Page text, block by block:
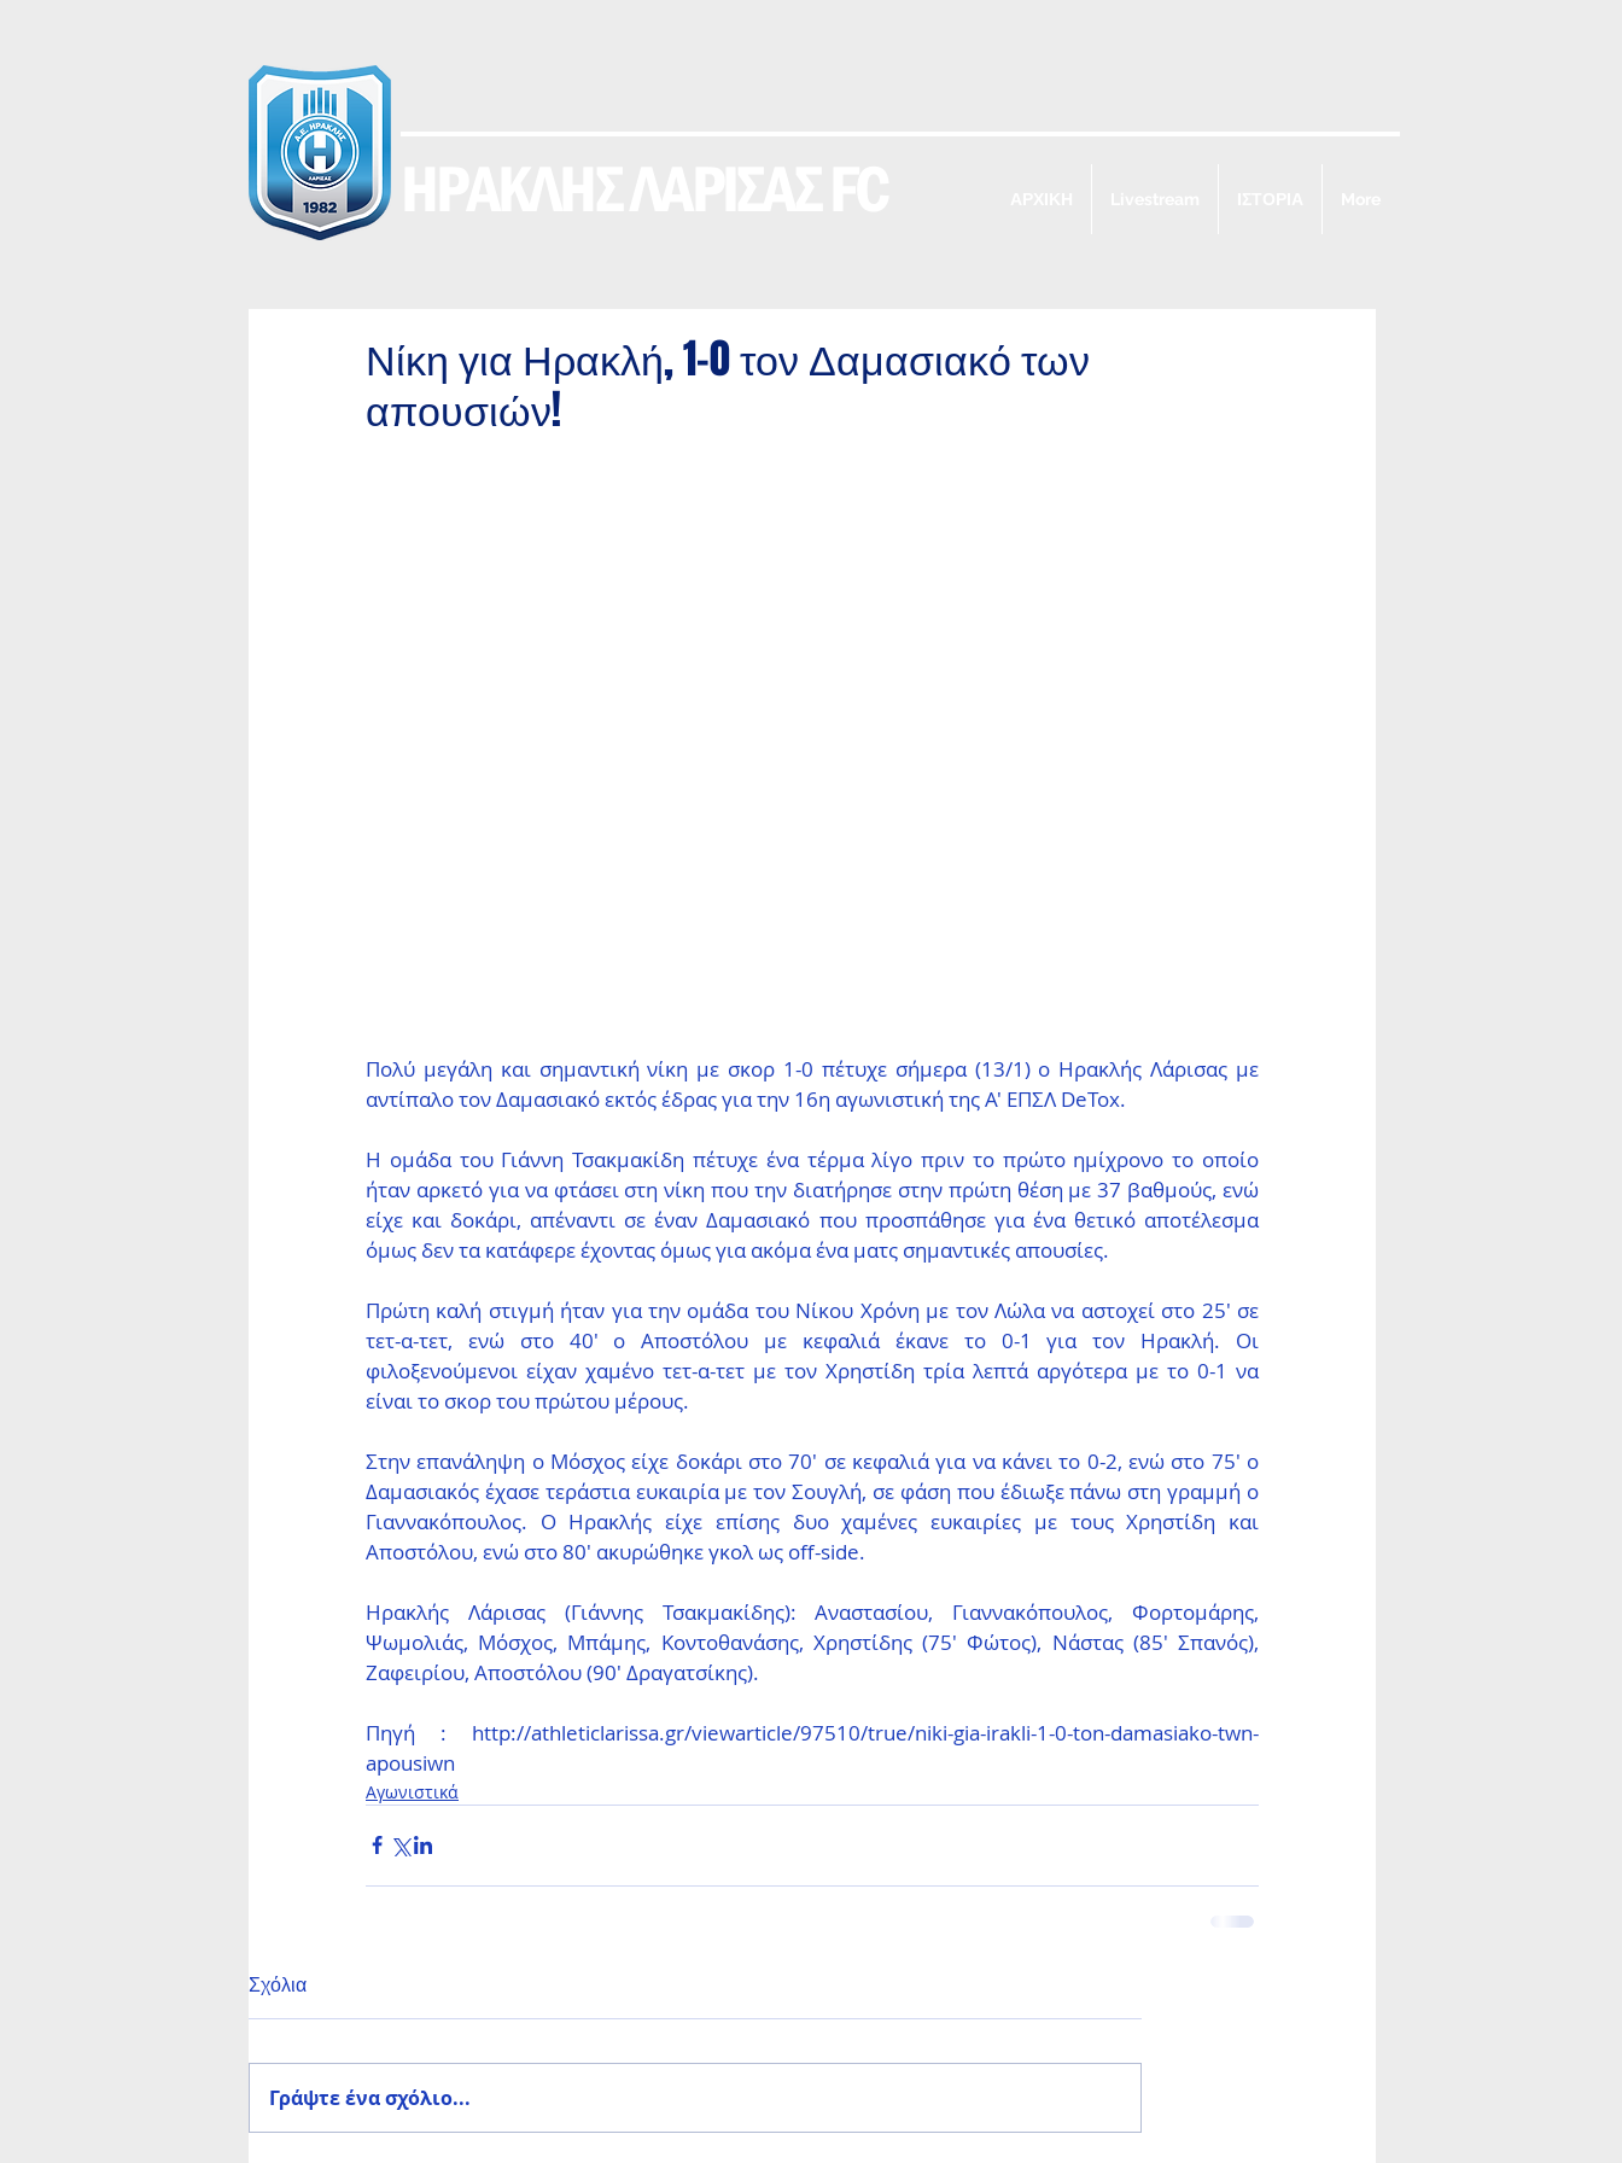
Νίκη για Ηρακλή, 1-0 τον Δαμασιακό των
απουσιών!
Πολύ μεγάλη και σημαντική νίκη με σκορ 1-0 πέτυχε σήμερα (13/1) ο Ηρακλής Λάρισας με
αντίπαλο τον Δαμασιακό εκτός έδρας για την 16η αγωνιστική της Α' ΕΠΣΛ DeTox.
Η ομάδα του Γιάννη Τσακμακίδη πέτυχε ένα τέρμα λίγο πριν το πρώτο ημίχρονο το οποίο
ήταν αρκετό για να φτάσει στη νίκη που την διατήρησε στην πρώτη θέση με 37 βαθμούς, ενώ
είχε και δοκάρι, απέναντι σε έναν Δαμασιακό που προσπάθησε για ένα θετικό αποτέλεσμα
όμως δεν τα κατάφερε έχοντας όμως για ακόμα ένα ματς σημαντικές απουσίες.
Πρώτη καλή στιγμή ήταν για την ομάδα του Νίκου Χρόνη με τον Λώλα να αστοχεί στο 25' σε
τετ-α-τετ, ενώ στο 40' ο Αποστόλου με κεφαλιά έκανε το 0-1 για τον Ηρακλή. Οι
φιλοξενούμενοι είχαν χαμένο τετ-α-τετ με τον Χρηστίδη τρία λεπτά αργότερα με το 0-1 να
είναι το σκορ του πρώτου μέρους.
Στην επανάληψη ο Μόσχος είχε δοκάρι στο 70' σε κεφαλιά για να κάνει το 0-2, ενώ στο 75' ο
Δαμασιακός έχασε τεράστια ευκαιρία με τον Σουγλή, σε φάση που έδιωξε πάνω στη γραμμή ο
Γιαννακόπουλος. Ο Ηρακλής είχε επίσης δυο χαμένες ευκαιρίες με τους Χρηστίδη και
Αποστόλου, ενώ στο 80' ακυρώθηκε γκολ ως off-side.
Ηρακλής Λάρισας (Γιάννης Τσακμακίδης): Αναστασίου, Γιαννακόπουλος, Φορτομάρης,
Ψωμολιάς, Μόσχος, Μπάμης, Κοντοθανάσης, Χρηστίδης (75' Φώτος), Νάστας (85' Σπανός),
Ζαφειρίου, Αποστόλου (90' Δραγατσίκης).
Πηγή : http://athleticlarissa.gr/viewarticle/97510/true/niki-gia-irakli-1-0-ton-damasiako-twn-
apousiwn
Αγωνιστικά
Σχόλια
Γράψτε ένα σχόλιο...